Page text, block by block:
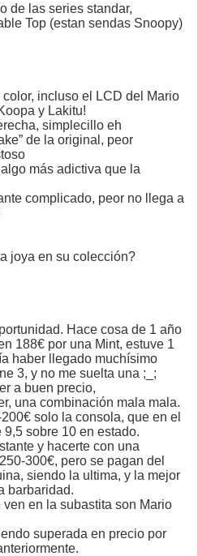
de las series standar,
Top (estan sendas Snoopy)
incluso el LCD del Mario
y Lakitu!
simplecillo eh
de la original, peor
más adictiva que la
complicado, peor no llega a
joya en su colección?
Hace cosa de 1 año
188€ por una Mint, estuve 1
haber llegado muchísimo
3, y no me suelta una ;_;
a buen precio,
una combinación mala mala.
solo la consola, que en el
sobre 10 en estado.
y hacerte con una
300€, pero se pagan del
siendo la ultima, y la mejor
barbaridad.
en la subastita son Mario
superada en precio por